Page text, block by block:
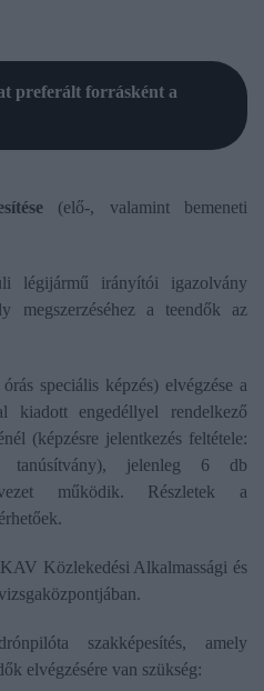
preferált forrásként a
(elő-, valamint bemeneti
irányítói igazolvány
megszerzéséhez a teendők az
speciális képzés) elvégzése a
kiadott engedéllyel rendelkező
(képzésre jelentkezés feltétele:
tanúsítvány), jelenleg 6 db
működik. Részletek a
Közlekedési Alkalmassági és
szakképesítés, amely
elvégzésére van szükség: